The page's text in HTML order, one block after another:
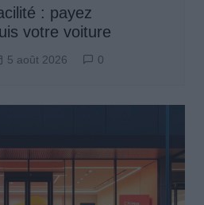
: payez
votre voiture
5 août 2026 0